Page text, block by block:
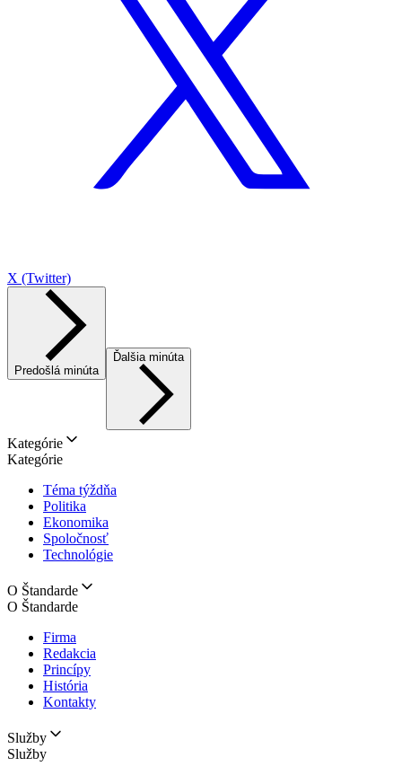
X (Twitter)
Predošlá minúta
Ďalšia minúta
Kategórie
Kategórie
Téma týždňa
Politika
Ekonomika
Spoločnosť
Technológie
O Štandarde
O Štandarde
Firma
Redakcia
Princípy
História
Kontakty
Služby
Služby